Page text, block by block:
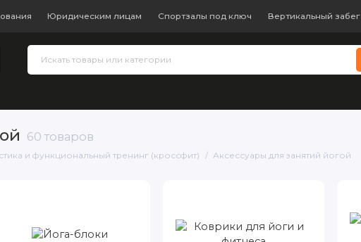
Юридическим лицам Спортзалы под ключ Вертикальный забег
60 товаров
и функциональный тренинг (кроссфит) Аксессуары для занятий йогой